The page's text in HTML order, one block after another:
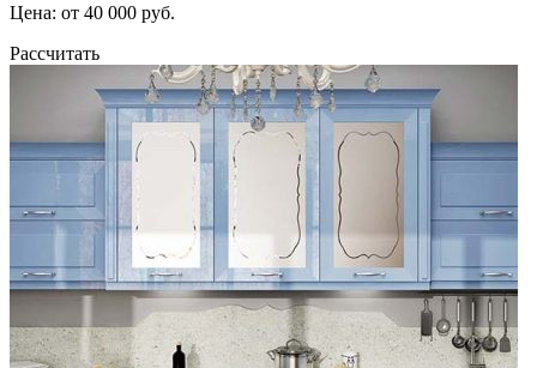
Цена: от 40 000 руб.
Рассчитать